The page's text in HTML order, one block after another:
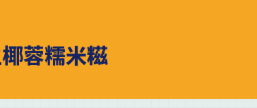
蓉糯米糍